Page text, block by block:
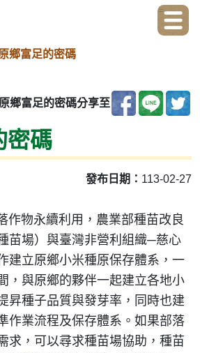
:::
鄉富足的密碼
原鄉富足的密碼分享至
密碼
發布日期： 113-02-27
物永續利用，農業部種苗改良
苗場）與臺灣非營利組織─慈心
建立原鄉小米種原保存體系，一
，與原鄉的夥伴一起建立各地小
昇種子品質與發芽率，同時也建
作業流程及保存體系。如果部落
求，可以尋求種苗場協助，種苗